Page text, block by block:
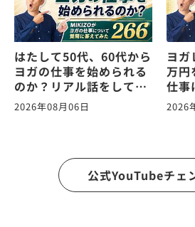
はたして50代、60代から
ヨガの仕事を始められる
のか？リアル話をしてみ
た。ヨガの仕事に関する
質問に答えます！
2026年08月06日
ヨ
万円
仕事
ます
2026
公式YouTubeチェ